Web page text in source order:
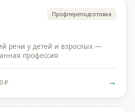
Профпереподготовка
речи у детей и взрослых —
профессия
₽ →